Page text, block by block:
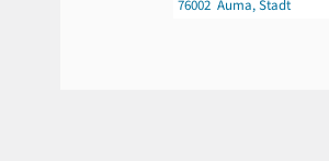
76002 Auma, Stadt